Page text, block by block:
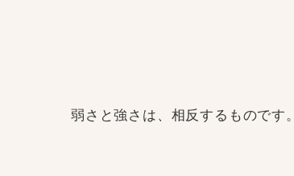
弱さと強さは、相反するものです。